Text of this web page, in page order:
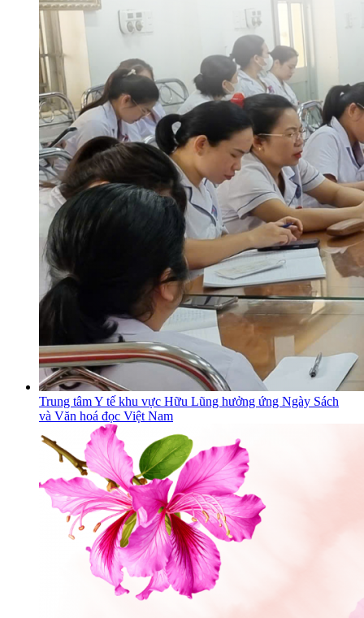
Trung tâm Y tế khu vực Hữu Lũng hưởng ứng Ngày Sách
và Văn hoá đọc Việt Nam